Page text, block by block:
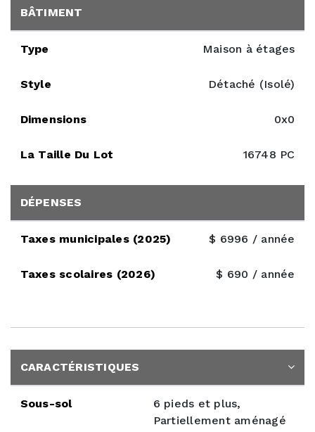
BÂTIMENT
Type Maison à étages
Style Détaché (Isolé)
Dimensions 0x0
La Taille Du Lot 16748 PC
DÉPENSES
Taxes municipales (2025) $ 6996 / année
Taxes scolaires (2026) $ 690 / année
CARACTÉRISTIQUES
Sous-sol
6 pieds et plus,
Partiellement aménagé